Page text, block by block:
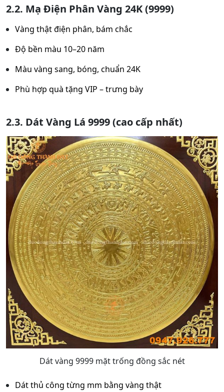
2.2. Mạ Điện Phân Vàng 24K (9999)
Vàng thật điện phân, bám chắc
Độ bền màu 10–20 năm
Màu vàng sang, bóng, chuẩn 24K
Phù hợp quà tặng VIP – trưng bày
2.3. Dát Vàng Lá 9999 (cao cấp nhất)
Dát vàng 9999 mặt trống đồng sắc nét
Dát thủ công từng mm bằng vàng thật